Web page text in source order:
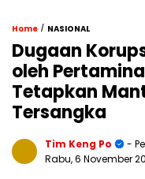
Home / NASIONAL
Dugaan
oleh
Tetapkan
Tersangka
Tim Keng Po
-
Rabu, 6 November